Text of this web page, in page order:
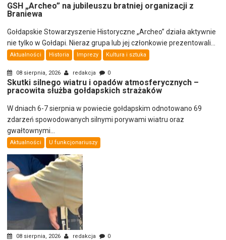
GSH „Archeo” na jubileuszu bratniej organizacji z
Braniewa
Gołdapskie Stowarzyszenie Historyczne „Archeo” działa aktywnie
nie tylko w Gołdapi. Nieraz grupa lub jej członkowie prezentowali...
Aktualności Historia Imprezy Kultura i sztuka
08 sierpnia, 2026 redakcja 0
Skutki silnego wiatru i opadów atmosferycznych –
pracowita służba gołdapskich strażaków
W dniach 6-7 sierpnia w powiecie gołdapskim odnotowano 69
zdarzeń spowodowanych silnymi porywami wiatru oraz
gwałtownymi...
Aktualności U funkcjonariuszy
08 sierpnia, 2026 redakcja 0